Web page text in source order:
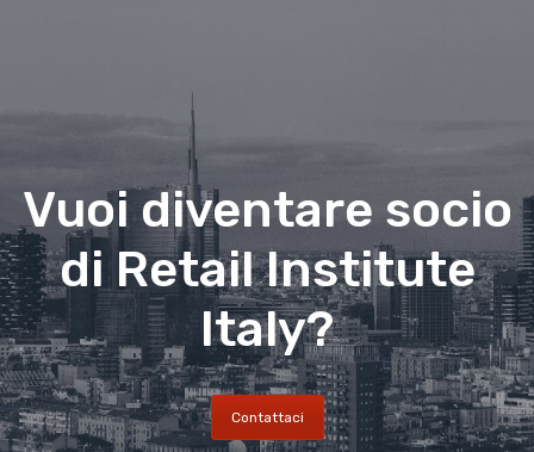
Vuoi diventare socio
di Retail Institute
Italy?
Contattaci